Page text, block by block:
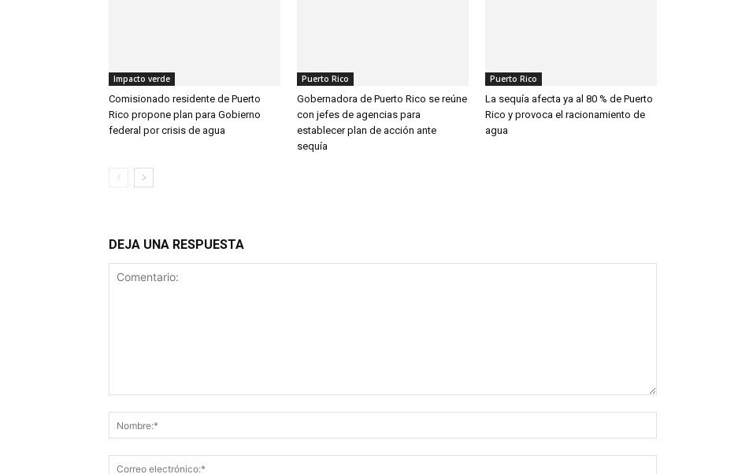
Impacto verde
Comisionado residente de Puerto
Rico propone plan para Gobierno
federal por crisis de agua
Puerto Rico
Gobernadora de Puerto Rico se reúne
con jefes de agencias para
establecer plan de acción ante
sequía
Puerto Rico
La sequía afecta ya al 80 % de Puerto
Rico y provoca el racionamiento de
agua
DEJA UNA RESPUESTA